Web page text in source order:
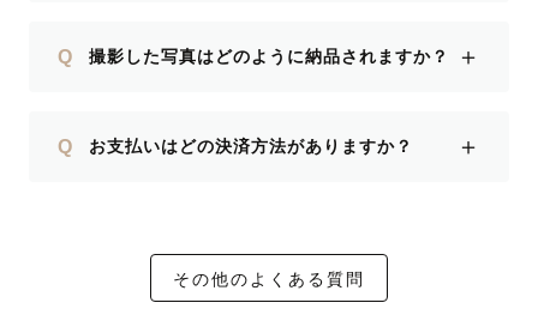
Q 撮影した写真はどのように納品されますか？ ＋
Q お支払いはどの決済方法がありますか？ ＋
その他のよくある質問